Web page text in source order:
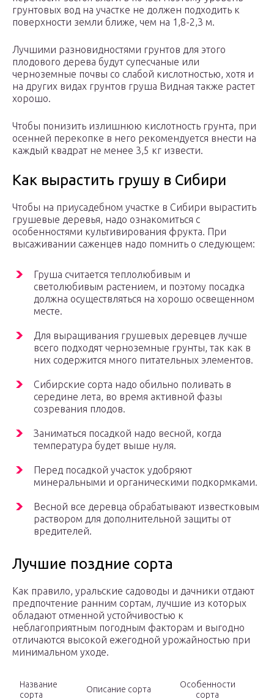
грунтовых вод на участке не должен подходить к
поверхности земли ближе, чем на 1,8-2,3 м.
Лучшими разновидностями грунтов для этого
плодового дерева будут супесчаные или
черноземные почвы со слабой кислотностью, хотя и
на других видах грунтов груша Видная также растет
хорошо.
Чтобы понизить излишнюю кислотность грунта, при
осенней перекопке в него рекомендуется внести на
каждый квадрат не менее 3,5 кг извести.
Как вырастить грушу в Сибири
Чтобы на приусадебном участке в Сибири вырастить
грушевые деревья, надо ознакомиться с
особенностями культивирования фрукта. При
высаживании саженцев надо помнить о следующем:
Груша считается теплолюбивым и
светолюбивым растением, и поэтому посадка
должна осуществляться на хорошо освещенном
месте.
Для выращивания грушевых деревцев лучше
всего подходят черноземные грунты, так как в
них содержится много питательных элементов.
Сибирские сорта надо обильно поливать в
середине лета, во время активной фазы
созревания плодов.
Заниматься посадкой надо весной, когда
температура будет выше нуля.
Перед посадкой участок удобряют
минеральными и органическими подкормками.
Весной все деревца обрабатывают известковым
раствором для дополнительной защиты от
вредителей.
Лучшие поздние сорта
Как правило, уральские садоводы и дачники отдают
предпочтение ранним сортам, лучшие из которых
обладают отменной устойчивостью к
неблагоприятным погодным факторам и выгодно
отличаются высокой ежегодной урожайностью при
минимальном уходе.
Название
сорта
Описание сорта
Особенности
сорта